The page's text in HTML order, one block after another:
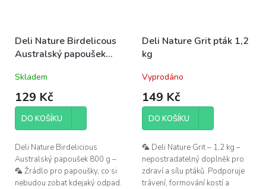
Deli Nature Birdelicous
Australský papoušek
Skladem
129 Kč
DO KOŠÍKU
Deli Nature Birdelicious
Australský papoušek 800 g –
🦜 Žrádlo pro papoušky, co si
nebudou zobat kdejaký odpad.
Deli Nature Grit pták 1,2
kg
Vyprodáno
149 Kč
DO KOŠÍKU
🦜 Deli Nature Grit – 1,2 kg –
nepostradatelný doplněk pro
zdraví a sílu ptáků. Podporuje
trávení, formování kostí a